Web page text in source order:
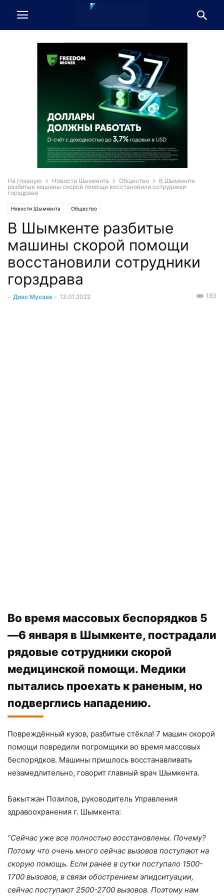
На главную Новости Шымкента Общество
В Шымкенте
разбитые машины скорой помощи восстановили сотрудники
горздрава
Новости Шымкента Общество
В Шымкенте разбитые
машины скорой помощи
восстановили сотрудники
горздрава
- Диас Мусаев - 13.01.2022 183
Во время массовых беспорядков 5
—6 января в Шымкенте, пострадали
рядовые сотрудники скорой
медицинской помощи. Медики
пытались проехать к раненым, но
подверглись нападению.
Повреждённый кузов, разбитые стёкла! 7 машин скорой
помощи повредили погромщики во время массовых
беспорядков. Машины пришлось восстанавливать
незамедлительно, говорит главный врач Шымкента.
Бакытжан Позилов, руководитель Управления
здравоохранения г. Шымкента:
“Сейчас уже все полностью восстановлены. Почему?
Потому что очень много сейчас вызовов поступают на
скорую помощь. Если ранее в сутки поступало 1500-
1700 вызовов, в связи обострением эпидситуации,
сейчас поступают 2500-2700 вызовов. Поэтому нам